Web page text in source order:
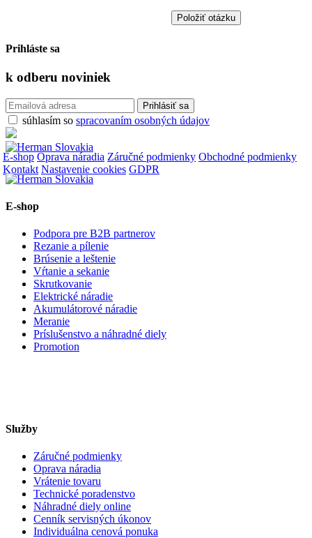
Prihláste sa
k odberu noviniek
súhlasím so spracovaním osobných údajov
E-shop Oprava náradia Záručné podmienky Obchodné podmienky
Kontakt Nastavenie cookies GDPR
E-shop
Podpora pre B2B partnerov
Rezanie a pílenie
Brúsenie a leštenie
Vŕtanie a sekanie
Skrutkovanie
Elektrické náradie
Akumulátorové náradie
Meranie
Príslušenstvo a náhradné diely
Promotion
Služby
Záručné podmienky
Oprava náradia
Vrátenie tovaru
Technické poradenstvo
Náhradné diely online
Cenník servisných úkonov
Individuálna cenová ponuka